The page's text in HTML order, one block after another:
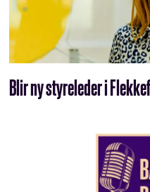
Blir ny styreleder i